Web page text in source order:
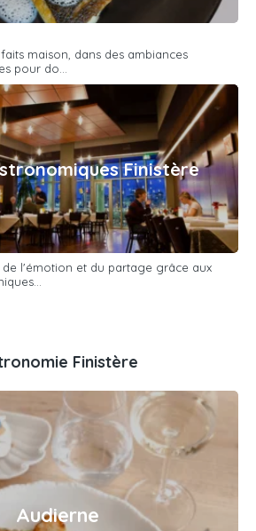
maison, dans des ambiances
pour do...
Finistère
de l'émotion et du partage grâce aux
Finistère
Audierne